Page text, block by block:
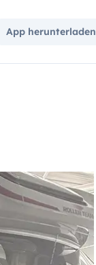
App herunterladen